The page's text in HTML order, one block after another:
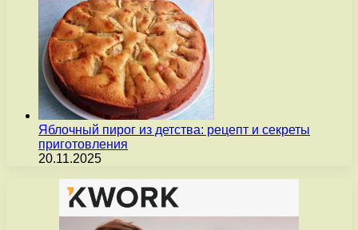
Яблочный пирог из детства: рецепт и секреты
приготовления
20.11.2025